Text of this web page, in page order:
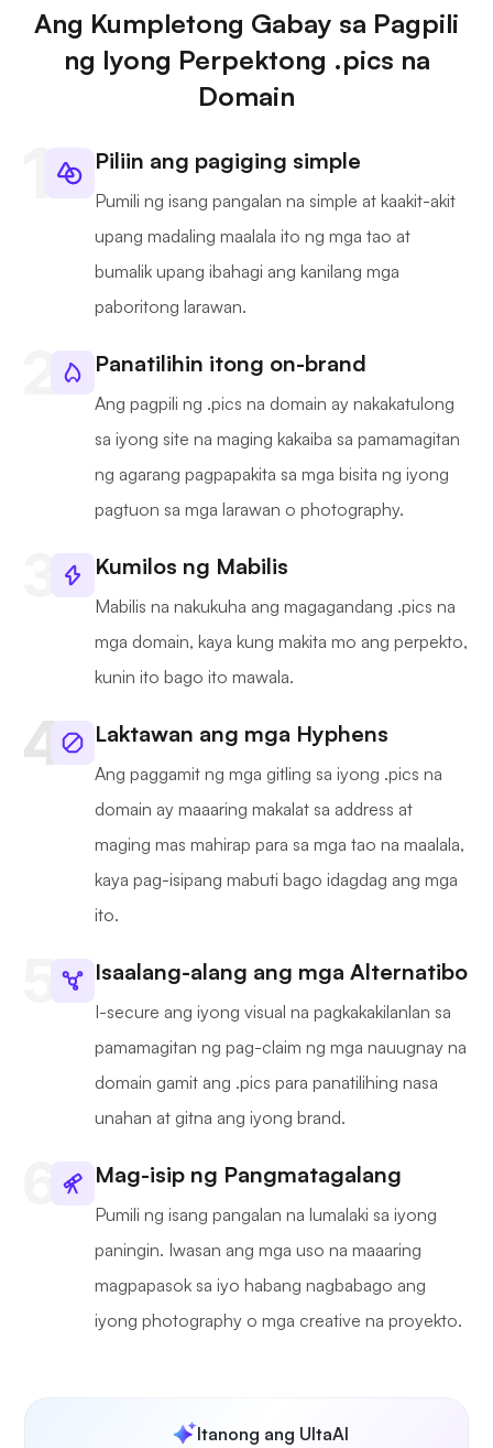
Ang Kumpletong Gabay sa Pagpili
ng Iyong Perpektong .pics na
Domain
Piliin ang pagiging simple
Pumili ng isang pangalan na simple at kaakit-akit
upang madaling maalala ito ng mga tao at
bumalik upang ibahagi ang kanilang mga
paboritong larawan.
Panatilihin itong on-brand
Ang pagpili ng .pics na domain ay nakakatulong
sa iyong site na maging kakaiba sa pamamagitan
ng agarang pagpapakita sa mga bisita ng iyong
pagtuon sa mga larawan o photography.
Kumilos ng Mabilis
Mabilis na nakukuha ang magagandang .pics na
mga domain, kaya kung makita mo ang perpekto,
kunin ito bago ito mawala.
Laktawan ang mga Hyphens
Ang paggamit ng mga gitling sa iyong .pics na
domain ay maaaring makalat sa address at
maging mas mahirap para sa mga tao na maalala,
kaya pag-isipang mabuti bago idagdag ang mga
ito.
Isaalang-alang ang mga Alternatibo
I-secure ang iyong visual na pagkakakilanlan sa
pamamagitan ng pag-claim ng mga nauugnay na
domain gamit ang .pics para panatilihing nasa
unahan at gitna ang iyong brand.
Mag-isip ng Pangmatagalang
Pumili ng isang pangalan na lumalaki sa iyong
paningin. Iwasan ang mga uso na maaaring
magpapasok sa iyo habang nagbabago ang
iyong photography o mga creative na proyekto.
Itanong ang UltaAI